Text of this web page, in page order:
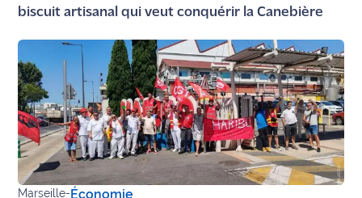
biscuit artisanal qui veut conquérir la Canebière
Marseille-Économie